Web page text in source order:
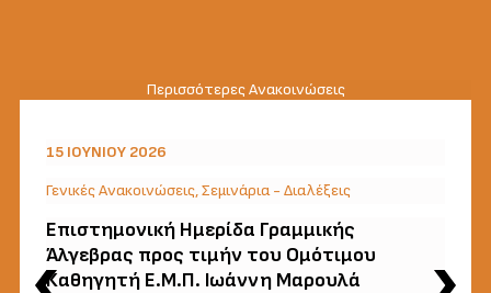
Περισσότερες Ανακοινώσεις
15 ΙΟΥΝΊΟΥ 2026
Γενικές Ανακοινώσεις,Σεμινάρια - Διαλέξεις
Επιστημονική Ημερίδα Γραμμικής
Άλγεβρας προς τιμήν του Ομότιμου
Καθηγητή Ε.Μ.Π. Ιωάννη Μαρουλά